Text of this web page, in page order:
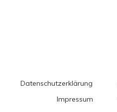
Datenschutzerklärung
Impressum